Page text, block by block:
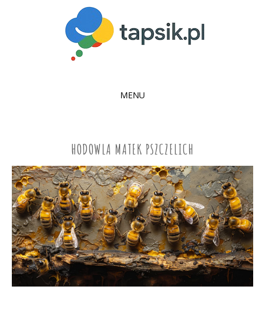
MENU
HODOWLA MATEK PSZCZELICH